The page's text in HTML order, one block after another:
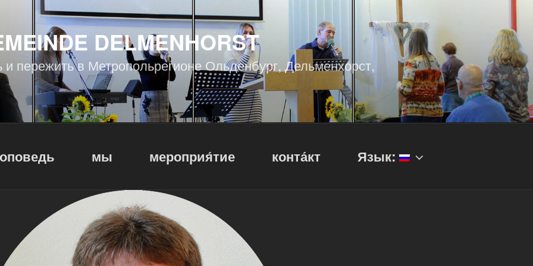
DELMENHORST
и пережить в Метропольрегионе Ольденбург, Дельменхорст,
мы мероприя́тие конта́кт Язык: